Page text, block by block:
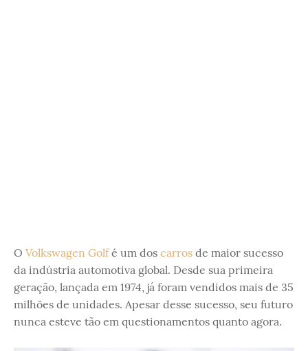
O Volkswagen Golfé um dos carros de maior sucesso
da indústria automotiva global. Desde sua primeira
geração, lançada em 1974, já foram vendidos mais de 35
milhões de unidades. Apesar desse sucesso, seu futuro
nunca esteve tão em questionamentos quanto agora.